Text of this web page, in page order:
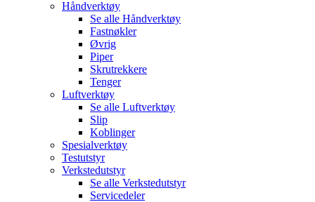
Håndverktøy
Se alle Håndverktøy
Fastnøkler
Øvrig
Piper
Skrutrekkere
Tenger
Luftverktøy
Se alle Luftverktøy
Slip
Koblinger
Spesialverktøy
Testutstyr
Verkstedutstyr
Se alle Verkstedutstyr
Servicedeler